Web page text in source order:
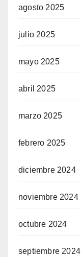
agosto 2025
julio 2025
mayo 2025
abril 2025
marzo 2025
febrero 2025
diciembre 2024
noviembre 2024
octubre 2024
septiembre 2024